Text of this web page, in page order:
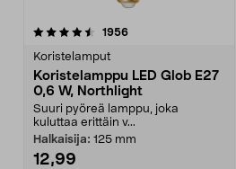
1956arvostelut
Koristelamput
Koristelamppu LED Glob E27
0,6 W, Northlight
Suuri pyöreä lamppu, joka
kuluttaa erittäin v...
Halkaisija: 125 mm
12,99
4.5 viidestä